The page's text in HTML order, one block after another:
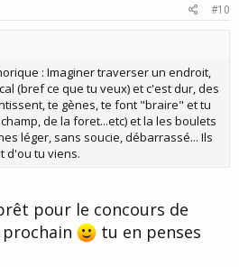
#10
: Imaginer traverser un endroit,
(bref ce que tu veux) et c'est dur, des
te gènes, te font "braire" et tu
de la foret...etc) et la les boulets
léger, sans soucie, débarrassé... Ils
d'ou tu viens.
pour le concours de
tu en penses